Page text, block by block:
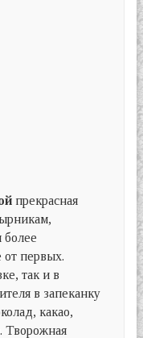
прекрасная
более
первых.
так и в
в запеканку
какао,
Творожная